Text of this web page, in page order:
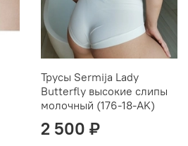
Трусы Sermija Lady
Butterfly высокие слипы
молочный (176-18-AK)
2 500 ₽